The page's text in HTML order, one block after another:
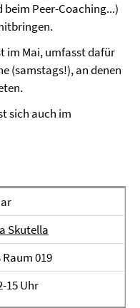
Peer-Coaching...)
im Mai, umfasst dafür
(samstags!), an denen
sich auch im
Skutella
019
15 Uhr